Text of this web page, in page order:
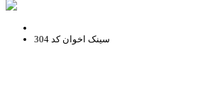
سینک اخوان کد 304